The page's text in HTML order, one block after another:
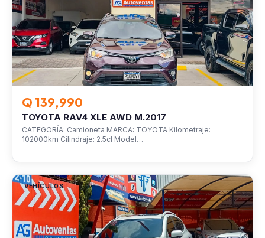
Q 139,990
TOYOTA RAV4 XLE AWD M.2017
CATEGORÍA: Camioneta MARCA: TOYOTA Kilometraje:
102000km Cilindraje: 2.5cl Model…
VEHÍCULOS